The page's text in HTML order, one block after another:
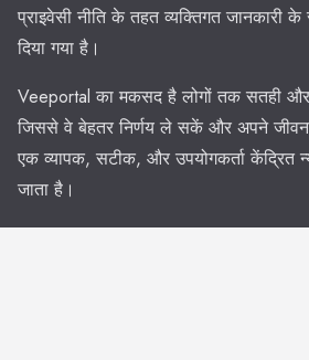
प्राइवेसी नीति के तहत व्यक्तिगत जानकारी
दिया गया है।
Veeportal का मकसद है लोगों तक सतही और
जिससे वे बेहतर निर्णय ले सकें और अपने
एक व्यापक, सटीक, और उपयोगकर्ता केंद्रित
जाता है।